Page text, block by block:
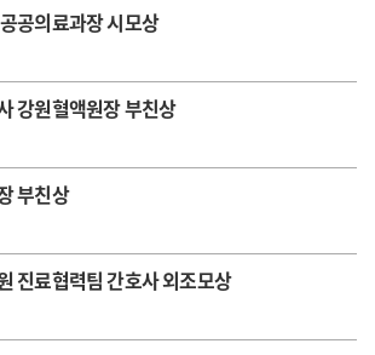
공의료과장 시모상
강원혈액원장 부친상
부친상
진료협력팀 간호사 외조모상